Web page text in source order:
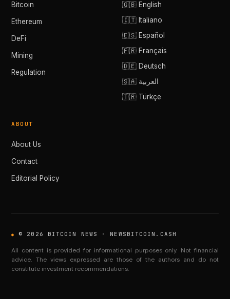
Bitcoin
Ethereum
DeFi
Mining
Regulation
🇬🇧 English
🇮🇹 Italiano
🇪🇸 Español
🇫🇷 Français
🇩🇪 Deutsch
🇸🇦 العربية
🇹🇷 Türkçe
ABOUT
About Us
Contact
Editorial Policy
© 2026 BITCOIN NEWS · NEWSBITCOIN.CASH
All content is provided for informational purposes only. Not financial
advice. The views expressed are those of the authors and do not
constitute investment recommendations.